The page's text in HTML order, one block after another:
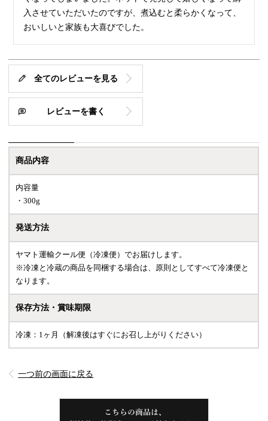
入させていただいたのですが、煮込むと柔らかくなって、
おいしいと家族も大喜びでした。
全てのレビューを見る
レビューを書く
商品内容
内容量
・300g
発送方法
ヤマト運輸クール便（冷凍便）でお届けします。
※冷凍と冷蔵の商品を同梱する場合は、原則としてすべて冷凍便と
なります。
保存方法・賞味期限
冷凍：1ヶ月（解凍後はすぐにお召し上がりください）
一つ前の画面に戻る